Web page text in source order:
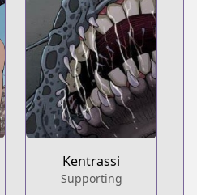
Kentrassi
Supporting